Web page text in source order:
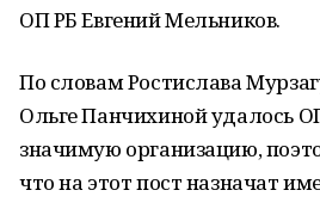
ОП РБ Евгений Мельников.
По словам Ростислава
Ольге Панчихиной удалось
значимую организацию,
что на этот пост назначат